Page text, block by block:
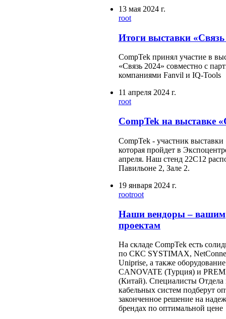
13 мая 2024 г.
root
Итоги выставки «Связь
CompTek принял участие в
«Связь 2024» совместно с
компаниями Fanvil и IQ-Tools
11 апреля 2024 г.
root
CompTek на выставке
CompTek - участник выставки
которая пройдет в
апреля. Наш стенд 22C12
Павильоне 2, Зале 2.
19 января 2024 г.
rootroot
Наши вендоры – вашим
проектам
На складе CompTek есть
по СКС SYSTIMAX,
Uniprise, а также оборудование
CANOVATE (Турция) и
(Китай). Специалисты Отдела
кабельных систем подберут
законченное решение на
брендах по оптимальной цене